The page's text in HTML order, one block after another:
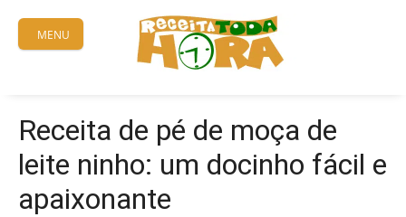
content
MENU
Receita de pé de moça de
leite ninho: um docinho fácil e
apaixonante